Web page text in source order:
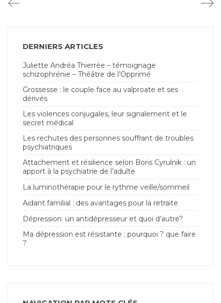
DERNIERS ARTICLES
Juliette Andréa Thierrée – témoignage
schizophrénie – Théâtre de l’Opprimé
Grossesse : le couple face au valproate et ses
dérivés
Les violences conjugales, leur signalement et le
secret médical
Les rechutes des personnes souffrant de troubles
psychiatriques
Attachement et résilience selon Boris Cyrulnik : un
apport à la psychiatrie de l’adulte
La luminothérapie pour le rythme veille/sommeil
Aidant familial : des avantages pour la retraite
Dépression: un antidépresseur et quoi d’autre?
Ma dépression est résistante : pourquoi ? que faire
?